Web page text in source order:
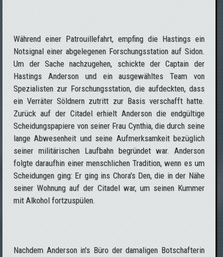
Während einer Patrouillefahrt, empfing die Hastings ein
Notsignal einer abgelegenen Forschungsstation auf Sidon.
Um der Sache nachzugehen, schickte der Captain der
Hastings Anderson und ein ausgewähltes Team von
Spezialisten zur Forschungsstation, die aufdeckten, dass
ein Verräter Söldnern zutritt zur Basis verschafft hatte.
Zurück auf der Citadel erhielt Anderson die endgültige
Scheidungspapiere von seiner Frau Cynthia, die durch seine
lange Abwesenheit und seine Aufmerksamkeit bezüglich
seiner militärischen Laufbahn begründet war. Anderson
folgte daraufhin einer menschlichen Tradition, wenn es um
Scheidungen ging: Er ging ins Chora's Den, die in der Nähe
seiner Wohnung auf der Citadel war, um seinen Kummer
mit Alkohol fortzuspülen.
Nachdem Anderson in's Büro der damaligen Botschafterin